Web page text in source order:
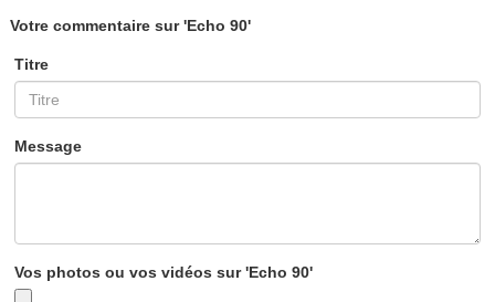
Votre commentaire sur 'Echo 90'
Titre
Message
Vos photos ou vos vidéos sur 'Echo 90'